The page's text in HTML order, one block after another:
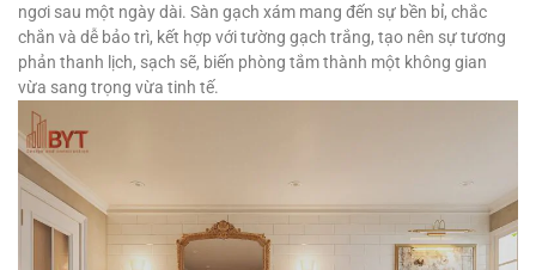
ngơi sau một ngày dài. Sàn gạch xám mang đến sự bền bỉ, chắc
chắn và dễ bảo trì, kết hợp với tường gạch trắng, tạo nên sự tương
phản thanh lịch, sạch sẽ, biến phòng tắm thành một không gian
vừa sang trọng vừa tinh tế.